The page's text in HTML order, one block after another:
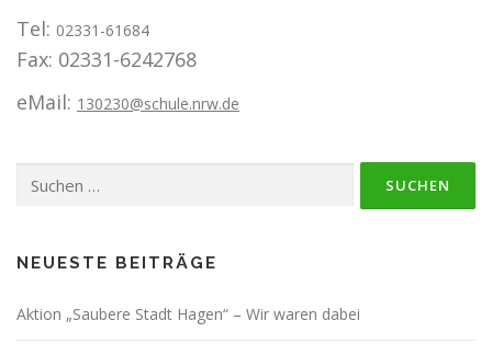
Tel: 02331-61684
Fax: 02331-6242768
eMail: 130230@schule.nrw.de
Suchen
NEUESTE BEITRÄGE
Aktion „Saubere Stadt Hagen“ – Wir waren dabei